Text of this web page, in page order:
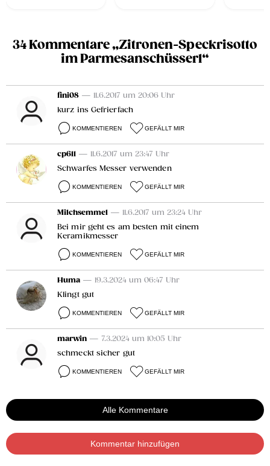
34 Kommentare „Zitronen-Speckrisotto
im Parmesanschüsserl“
fini08 — 11.6.2017 um 20:06 Uhr
kurz ins Gefrierfach
KOMMENTIEREN GEFÄLLT MIR
cp611 — 11.6.2017 um 23:47 Uhr
Schwarfes Messer verwenden
KOMMENTIEREN GEFÄLLT MIR
Milchsemmel — 11.6.2017 um 23:24 Uhr
Bei mir geht es am besten mit einem
Keramikmesser
KOMMENTIEREN GEFÄLLT MIR
Huma — 19.3.2024 um 06:47 Uhr
Klingt gut
KOMMENTIEREN GEFÄLLT MIR
marwin — 7.3.2024 um 10:05 Uhr
schmeckt sicher gut
KOMMENTIEREN GEFÄLLT MIR
Alle Kommentare
Kommentar hinzufügen